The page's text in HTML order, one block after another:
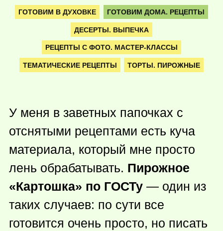
ГОТОВИМ В ДУХОВКЕ ГОТОВИМ ДОМА. РЕЦЕПТЫ
ДЕСЕРТЫ. ВЫПЕЧКА
РЕЦЕПТЫ С ФОТО. МАСТЕР-КЛАССЫ
ТЕМАТИЧЕСКИЕ РЕЦЕПТЫ ТОРТЫ. ПИРОЖНЫЕ
У меня в заветных папочках с
отснятыми рецептами есть куча
материала, который мне просто
лень обрабатывать. Пирожное
«Картошка» по ГОСТу — один из
таких случаев: по сути все
готовится очень просто, но писать